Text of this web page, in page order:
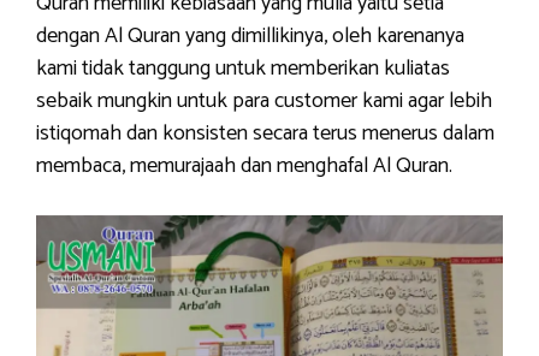
dengan Al Quran yang dimillikinya, oleh karenanya
kami tidak tanggung untuk memberikan kuliatas
sebaik mungkin untuk para customer kami agar lebih
istiqomah dan konsisten secara terus menerus dalam
membaca, memurajaah dan menghafal Al Quran.